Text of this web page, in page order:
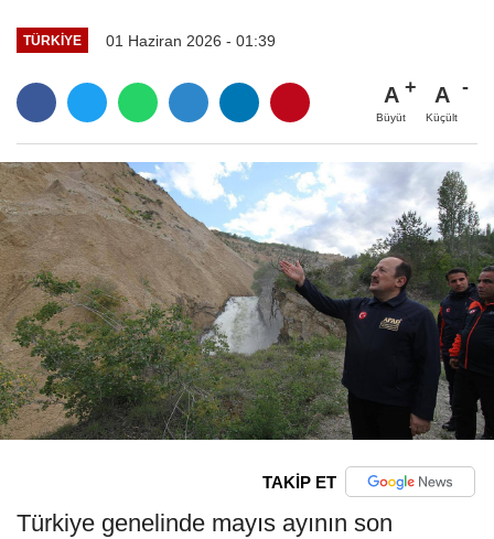
TÜRKIYE 01 Haziran 2026 - 01:39
A
Büyüt
A
Küçült
TAKİP ET
Türkiye genelinde mayıs ayının son